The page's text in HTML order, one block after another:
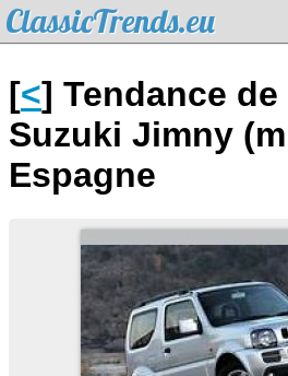
ClassicTrends.eu
[<] Tendance
Suzuki Jimny
Espagne